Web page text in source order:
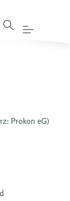
Prokon eG)